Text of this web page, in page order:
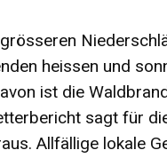
heissen und
ist die
sagt für
Allfällige lokale